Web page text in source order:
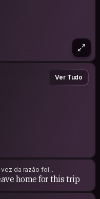
Ver Tudo
da razão foi...
home for this trip